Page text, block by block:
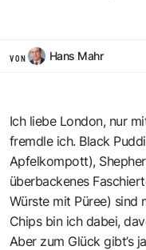
VON Hans Mahr
Ich liebe London, nur
fremdle ich. Black
Apfelkompott),
überbackenes
Würste mit Püree) sind
Chips bin ich dabei,
Aber zum Glück gibt’s